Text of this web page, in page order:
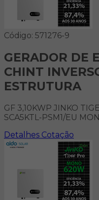
Código: 571276-9
GERADOR DE
CHINT
ESTRUTURA
GF 3,10KWP JINKO
SCA5KTL-PSM1/EU
Detalhes Cotação